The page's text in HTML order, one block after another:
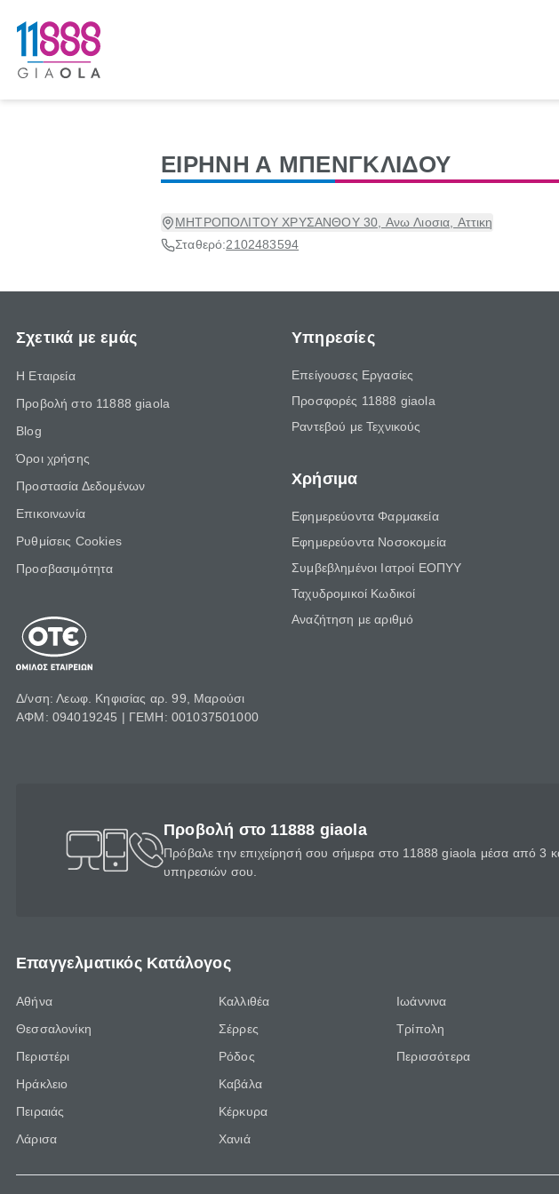
ΕΙΡΗΝΗ Α ΜΠΕΝΓΚΛΙΔΟΥ
ΜΗΤΡΟΠΟΛΙΤΟΥ ΧΡΥΣΑΝΘΟΥ 30, Ανω Λιοσια, Αττικη
Σταθερό:2102483594
Σχετικά με εμάς
Η Εταιρεία
Προβολή στο 11888 giaola
Blog
Όροι χρήσης
Προστασία Δεδομένων
Επικοινωνία
Ρυθμίσεις Cookies
Προσβασιμότητα
Δ/νση: Λεωφ. Κηφισίας αρ. 99, Μαρούσι
ΑΦΜ: 094019245 | ΓΕΜΗ: 001037501000
Υπηρεσίες
Επείγουσες Εργασίες
Προσφορές 11888 giaola
Ραντεβού με Τεχνικούς
Χρήσιμα
Εφημερεύοντα Φαρμακεία
Εφημερεύοντα Νοσοκομεία
Συμβεβλημένοι Ιατροί ΕΟΠΥΥ
Ταχυδρομικοί Κωδικοί
Αναζήτηση με αριθμό
Προβολή στο 11888 giaola
Πρόβαλε την επιχείρησή σου σήμερα στο 11888 giaola μέσα από 3
υπηρεσιών σου.
Επαγγελματικός Κατάλογος
Αθήνα
Θεσσαλονίκη
Περιστέρι
Ηράκλειο
Πειραιάς
Λάρισα
Καλλιθέα
Σέρρες
Ρόδος
Καβάλα
Κέρκυρα
Χανιά
Ιωάννινα
Τρίπολη
Περισσότερα